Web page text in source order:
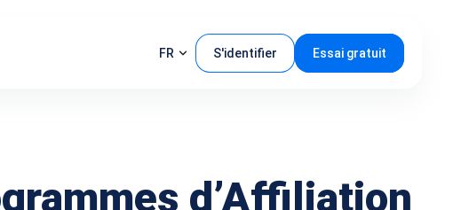
FR S'identifier Essai gratuit
d’Affiliation